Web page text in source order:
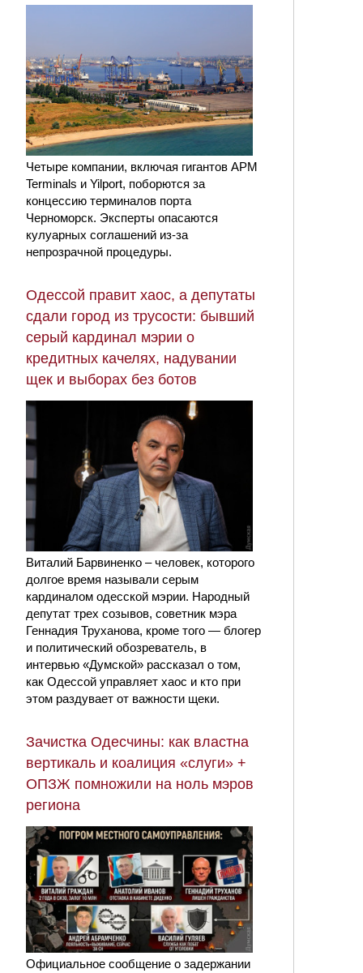
Четыре компании, включая гигантов APM
Terminals и Yilport, поборются за
концессию терминалов порта
Черноморск. Эксперты опасаются
кулуарных соглашений из-за
непрозрачной процедуры.
Одессой правит хаос, а депутаты
сдали город из трусости: бывший
серый кардинал мэрии о
кредитных качелях, надувании
щек и выборах без ботов
Виталий Барвиненко – человек, которого
долгое время называли серым
кардиналом одесской мэрии. Народный
депутат трех созывов, советник мэра
Геннадия Труханова, кроме того — блогер
и политический обозреватель, в
интервью «Думской» рассказал о том,
как Одессой управляет хаос и кто при
этом раздувает от важности щеки.
Зачистка Одесчины: как властна
вертикаль и коалиция «слуги» +
ОПЗЖ помножили на ноль мэров
региона
Официальное сообщение о задержании